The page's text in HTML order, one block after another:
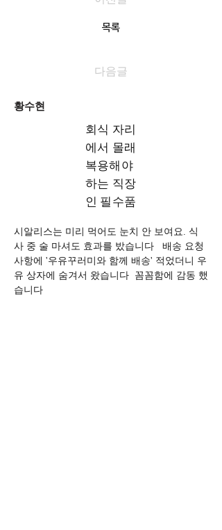
목록
다음글
황수현
회식 자리
에서 몰래
복용해야
하는 직장
인 필수품
시알리스는 미리 먹어도 눈치 안 보여요. 식
사 중 술 마셔도 효과를 밨습니다   배송 요청
사항에 '우유꾸러미와 함께 배송' 적었더니 우
유 상자에 숨겨서 왔습니다  꼼꼼함에 감동 했
습니다